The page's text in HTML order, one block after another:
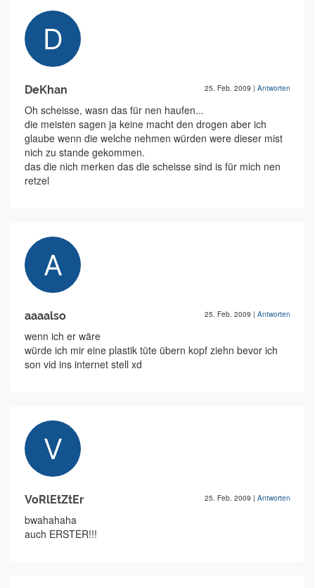
DeKhan 25. Feb. 2009 | Antworten
Oh scheisse, wasn das für nen haufen...
die meisten sagen ja keine macht den drogen aber ich
glaube wenn die welche nehmen würden were dieser mist
nich zu stande gekommen.
das die nich merken das die scheisse sind is für mich nen
retzel
aaaalso 25. Feb. 2009 | Antworten
wenn ich er wäre
würde ich mir eine plastik tüte übern kopf ziehn bevor ich
son vid ins internet stell xd
VoRlEtZtEr 25. Feb. 2009 | Antworten
bwahahaha
auch ERSTER!!!